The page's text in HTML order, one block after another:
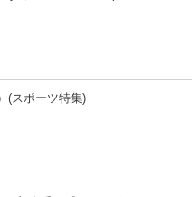
(スポーツ特集)